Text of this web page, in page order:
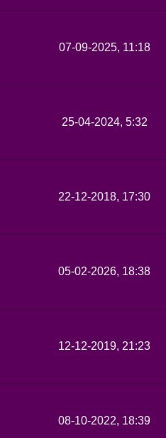
07-09-2025, 11:18
25-04-2024, 5:32
22-12-2018, 17:30
05-02-2026, 18:38
12-12-2019, 21:23
08-10-2022, 18:39